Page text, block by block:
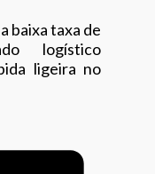
baixa taxa de
logístico
ligeira no